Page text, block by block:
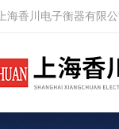
海香川电子衡器有限公